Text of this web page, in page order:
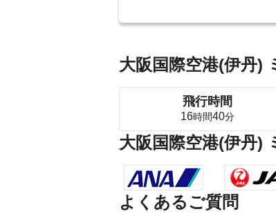
大阪国際空港(伊丹)
飛行時間
16時間40分
大阪国際空港(伊丹)
よくあるご質問